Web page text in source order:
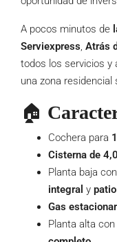
A pocos minutos de
Serviexpress, Atrás
todos los servicios y
una zona residencial
🏠
Cochera para
Cisterna de
Planta baja con
integral y
Gas
Planta alta con